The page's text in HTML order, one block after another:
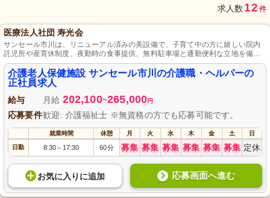
求人数 12 件
医療法人社団 寿光会
サンセール市川は、リニューアル済みの美設備で、子育て中の方に嬉しい院内
託児所や産育休制度、夜勤時の食事提供、無料駐車場と通勤便利な立地を備
え、専門スタッフとともに各利用者に合った質高いケアとリハビリ支援、認知
症予防・改善に効果的なユマニチュード技法を提供、利用者が笑顔で充実した
時間を過ごすをサポートしています。医療法人が運営のサンセール市川は、リ
ハビリ支援を提供し、利用者一人ひとりに合わせたケアとユマニチュード技法
を導入した認知症予防、改善を努めており、笑顔で充実した時間を過ごせるよ
介護老人保健施設 サンセール市川の介護職・ヘルパーの
正社員求人
給与 月給 202,100~265,000円
応募要件歓迎: 介護福祉士 ※無資格の方でも応募可能です。
就業時間 休憩 月 火 水 木 金 土 日
日勤 8:30～ 17:30 60分 募集 募集 募集 募集 募集 募集 定休
お気に入り に追加 応募画面へ進む